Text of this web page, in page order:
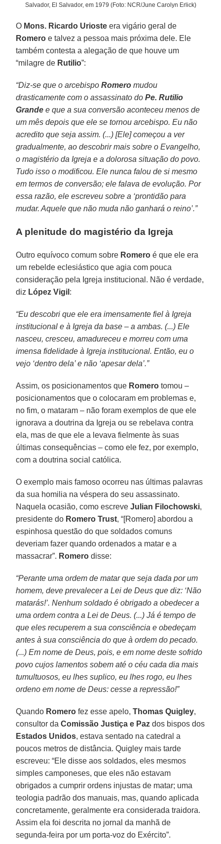
Salvador, El Salvador, em 1979 (Foto: NCR/June Carolyn Erlick)
O Mons. Ricardo Urioste era vigário geral de
Romero e talvez a pessoa mais próxima dele. Ele
também contesta a alegação de que houve um
“milagre de Rutilio”:
“Diz-se que o arcebispoRomero mudou
drasticamente com o assassinato doPe. Rutilio
Grande e que a sua conversão aconteceu menos de
um mês depois que ele se tornou arcebispo. Eu não
acredito que seja assim. (...) [Ele] começou a ver
gradualmente, ao descobrir mais sobre o Evangelho,
o magistério da Igreja e a dolorosa situação do povo.
Tudo isso o modificou. Ele nunca falou de si mesmo
em termos de conversão; ele falava de evolução. Por
essa razão, ele escreveu sobre a ‘prontidão para
mudar. Aquele que não muda não ganhará o reino’.”
A plenitude do magistério da Igreja
Outro equívoco comum sobre Romero é que ele era
um rebelde eclesiástico que agia com pouca
consideração pela Igreja institucional. Não é verdade,
diz López Vigil :
“Eu descobri que ele era imensamente fiel à Igreja
institucional e à Igreja da base – a ambas. (...) Ele
nasceu, cresceu, amadureceu e morreu com uma
imensa fidelidade à Igreja institucional. Então, eu o
vejo ‘dentro dela’ e não ‘apesar dela’.”
Assim, os posicionamentos que Romero tomou –
posicionamentos que o colocaram em problemas e,
no fim, o mataram – não foram exemplos de que ele
ignorava a doutrina da Igreja ou se rebelava contra
ela, mas de que ele a levava fielmente às suas
últimas consequências – como ele fez, por exemplo,
com a doutrina social católica.
O exemplo mais famoso ocorreu nas últimas palavras
da sua homilia na véspera do seu assassinato.
Naquela ocasião, como escreveJulian Filochowski,
presidente do Romero Trust, “[Romero] abordou a
espinhosa questão do que soldados comuns
deveriam fazer quando ordenados a matar e a
massacrar”. Romero disse:
“Perante uma ordem de matar que seja dada por um
homem, deve prevalecer a Lei de Deus que diz: ‘Não
matarás!’. Nenhum soldado é obrigado a obedecer a
uma ordem contra a Lei de Deus. (...) Já é tempo de
que eles recuperem a sua consciência e obedeçam
antes à sua consciência do que à ordem do pecado.
(...) Em nome de Deus, pois, e em nome deste sofrido
povo cujos lamentos sobem até o céu cada dia mais
tumultuosos, eu lhes suplico, eu lhes rogo, eu lhes
ordeno em nome de Deus: cesse a repressão!”
Quando Romero fez esse apelo,Thomas Quigley,
consultor daComissão Justiça e Paz dos bispos dos
Estados Unidos, estava sentado na catedral a
poucos metros de distância. Quigley mais tarde
escreveu: “Ele disse aos soldados, eles mesmos
simples camponeses, que eles não estavam
obrigados a cumprir ordens injustas de matar; uma
teologia padrão dos manuais, mas, quando aplicada
concretamente, geralmente era considerada traidora.
Assim ela foi descrita no jornal da manhã de
segunda-feira por um porta-voz do Exército”.